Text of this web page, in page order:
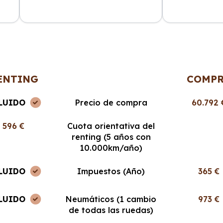
Precio de compra 60.792
596 €
Cuota orientativa del
renting (5 años con
10.000km/año)
Impuestos (Año) 365 €
Neumáticos (1 cambio
de todas las ruedas)
973 €